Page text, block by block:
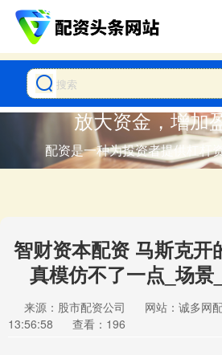
放大资金，增加
配资是一种为投资者提供杠杆
智财资本配资 马斯克开
真模仿不了一点_场景
来源：股市配资公司 网站：诚多网
13:56:58
查看：196